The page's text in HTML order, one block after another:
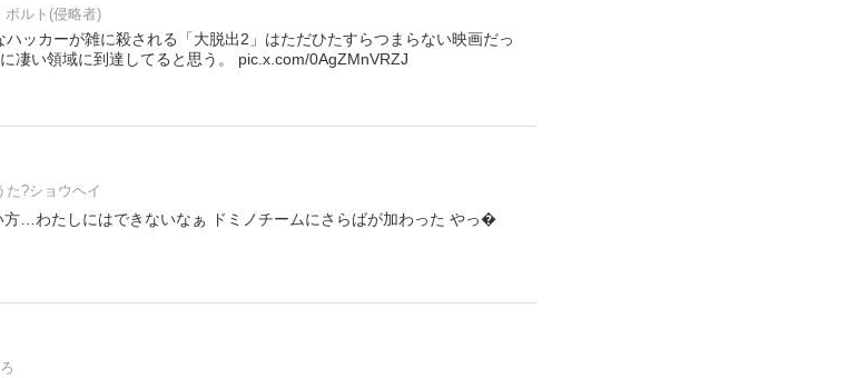
ボルト(侵略者)
ハッカーが雑に殺される「大脱出2」はただひたすらつまらない映画だっ
凄い領域に到達してると思う。 pic.x.com/0AgZMnVRZJ
た?ショウヘイ
方…わたしにはできないなぁ ドミノチームにさらばが加わった やっ�